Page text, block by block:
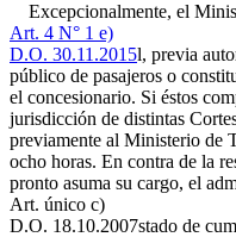
Excepcionalmente, el
Art. 4 N° 1 e)
D.O. 30.11.2015l, previa
público de pasajeros o
el concesionario. Si éstos
jurisdicción de distintas
previamente al Ministerio de
ocho horas. En contra de la
pronto asuma su cargo, el
Art. único c)
D.O. 18.10.2007stado de